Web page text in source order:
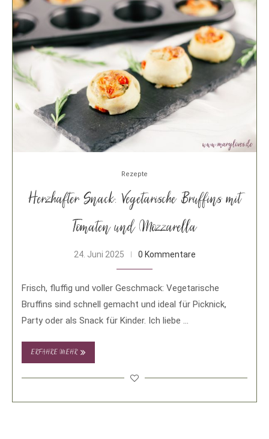
Rezepte
Herzhafter Snack: Vegetarische Bruffins mit
Tomaten und Mozzarella
24. Juni 2025 0 Kommentare
Frisch, fluffig und voller Geschmack: Vegetarische
Bruffins sind schnell gemacht und ideal für Picknick,
Party oder als Snack für Kinder. Ich liebe …
ERFAHRE MEHR